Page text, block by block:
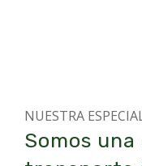
NUESTRA
Somos